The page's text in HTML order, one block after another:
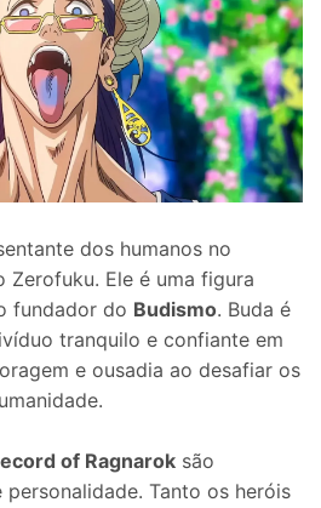
dos humanos no
Zerofuku. Ele é uma figura
fundador do Budismo. Buda é
tranquilo e confiante em
e ousadia ao desafiar os
of Ragnarok são
Tanto os heróis